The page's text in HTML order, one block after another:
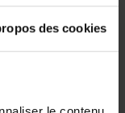
des cookies